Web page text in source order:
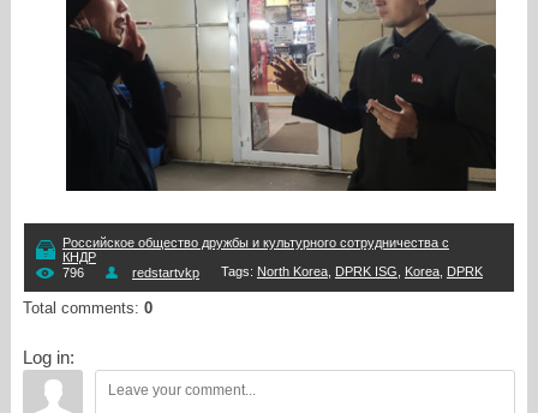
Российское общество дружбы и культурного сотрудничества с
КНДР
796
redstartvkp Tags: North Korea, DPRK ISG Korea, DPRK
Total comments: 0
Log in: